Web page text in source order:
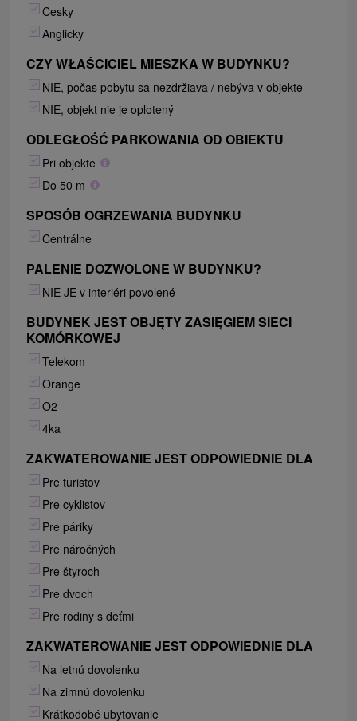
Česky
Anglicky
CZY WŁAŚCICIEL MIESZKA W BUDYNKU?
NIE, počas pobytu sa nezdržiava / nebýva v objekte
NIE, objekt nie je oplotený
ODLEGŁOŚĆ PARKOWANIA OD OBIEKTU
Pri objekte
Do 50 m
SPOSÓB OGRZEWANIA BUDYNKU
Centrálne
PALENIE DOZWOLONE W BUDYNKU?
NIE JE v interiéri povolené
BUDYNEK JEST OBJĘTY ZASIĘGIEM SIECI
KOMÓRKOWEJ
Telekom
Orange
O2
4ka
ZAKWATEROWANIE JEST ODPOWIEDNIE DLA
Pre turistov
Pre cyklistov
Pre páriky
Pre náročných
Pre štyroch
Pre dvoch
Pre rodiny s deťmi
ZAKWATEROWANIE JEST ODPOWIEDNIE DLA
Na letnú dovolenku
Na zimnú dovolenku
Krátkodobé ubytovanie